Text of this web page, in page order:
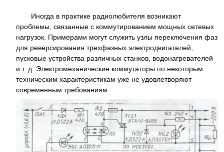
Иногда в практике радиолюбителя возникают
проблемы, связанные с коммутированием мощных сетевых
нагрузок. Примерами могут служить узлы переключения фаз
для реверсирования трехфазных электродвигателей,
пусковые устройства различных станков, водонагревателей
и т. д. Электромеханические коммутаторы по некоторым
техническим характеристикам уже не удовлетворяют
современным требованиям.